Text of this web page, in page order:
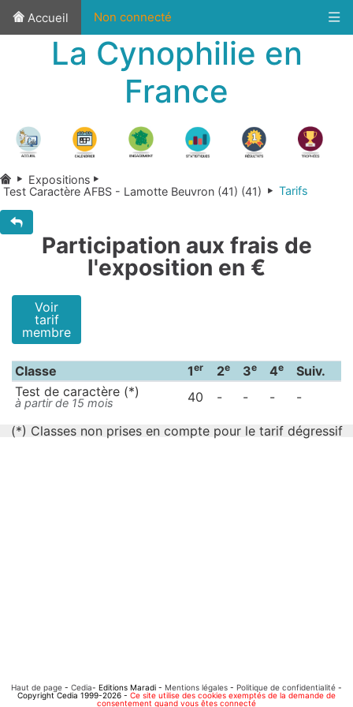
Accueil Non connecté
La Cynophilie en
France
Expositions
Test Caractère AFBS - Lamotte Beuvron (41) (41)
Tarifs
Participation aux frais de
l'exposition en €
Voir
tarif
membre
Classe 1er 2e 3e 4e
Suiv.
Test de caractère (*)
à partir de 15 mois 40 - - - -
(*) Classes non prises en compte pour le tarif dégressif
Haut de page - Cedia- Editions Maradi - Mentions légales - Politique de confidentialité -
Copyright Cedia 1999-2026 - Ce site utilise des cookies exemptés de la demande de
consentement quand vous êtes connecté